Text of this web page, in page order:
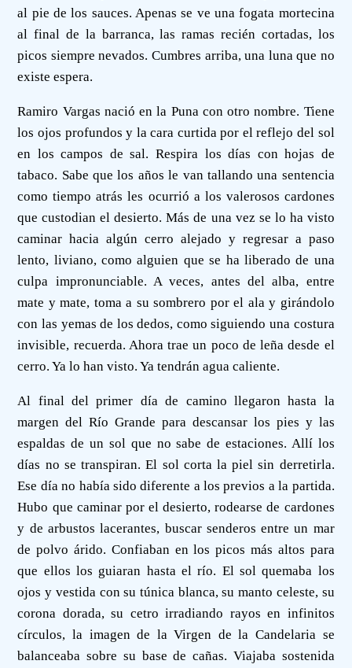
al pie de los sauces. Apenas se ve una fogata mortecina
al final de la barranca, las ramas recién cortadas, los
picos siempre nevados. Cumbres arriba, una luna que no
existe espera.
Ramiro Vargas nació en la Puna con otro nombre. Tiene
los ojos profundos y la cara curtida por el reflejo del sol
en los campos de sal. Respira los días con hojas de
tabaco. Sabe que los años le van tallando una sentencia
como tiempo atrás les ocurrió a los valerosos cardones
que custodian el desierto. Más de una vez se lo ha visto
caminar hacia algún cerro alejado y regresar a paso
lento, liviano, como alguien que se ha liberado de una
culpa impronunciable. A veces, antes del alba, entre
mate y mate, toma a su sombrero por el ala y girándolo
con las yemas de los dedos, como siguiendo una costura
invisible, recuerda. Ahora trae un poco de leña desde el
cerro. Ya lo han visto. Ya tendrán agua caliente.
Al final del primer día de camino llegaron hasta la
margen del Río Grande para descansar los pies y las
espaldas de un sol que no sabe de estaciones. Allí los
días no se transpiran. El sol corta la piel sin derretirla.
Ese día no había sido diferente a los previos a la partida.
Hubo que caminar por el desierto, rodearse de cardones
y de arbustos lacerantes, buscar senderos entre un mar
de polvo árido. Confiaban en los picos más altos para
que ellos los guiaran hasta el río. El sol quemaba los
ojos y vestida con su túnica blanca, su manto celeste, su
corona dorada, su cetro irradiando rayos en infinitos
círculos, la imagen de la Virgen de la Candelaria se
balanceaba sobre su base de cañas. Viajaba sostenida